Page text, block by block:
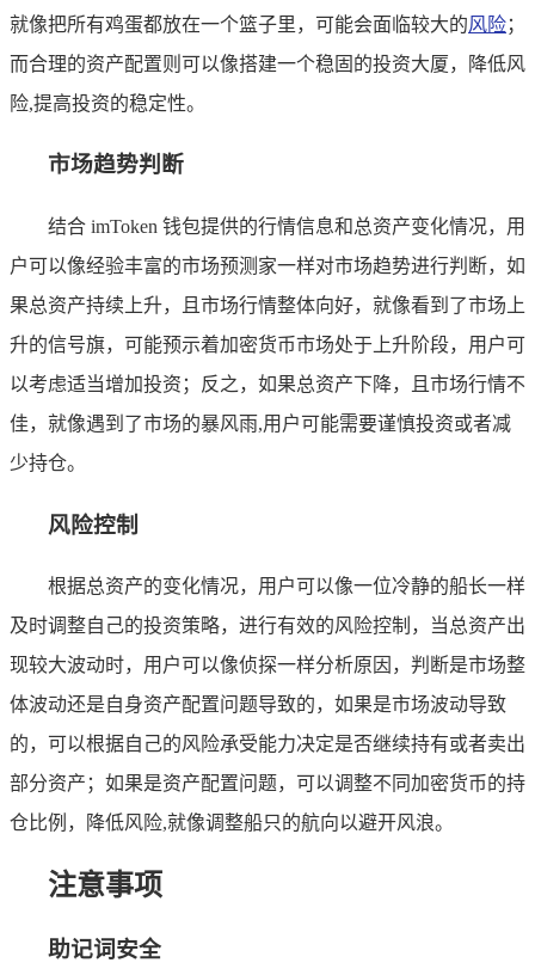
就像把所有鸡蛋都放在一个篮子里，可能会面临较大的风险；
而合理的资产配置则可以像搭建一个稳固的投资大厦，降低风
险,提高投资的稳定性。
市场趋势判断
结合 imToken 钱包提供的行情信息和总资产变化情况，用
户可以像经验丰富的市场预测家一样对市场趋势进行判断，如
果总资产持续上升，且市场行情整体向好，就像看到了市场上
升的信号旗，可能预示着加密货币市场处于上升阶段，用户可
以考虑适当增加投资；反之，如果总资产下降，且市场行情不
佳，就像遇到了市场的暴风雨,用户可能需要谨慎投资或者减
少持仓。
风险控制
根据总资产的变化情况，用户可以像一位冷静的船长一样
及时调整自己的投资策略，进行有效的风险控制，当总资产出
现较大波动时，用户可以像侦探一样分析原因，判断是市场整
体波动还是自身资产配置问题导致的，如果是市场波动导致
的，可以根据自己的风险承受能力决定是否继续持有或者卖出
部分资产；如果是资产配置问题，可以调整不同加密货币的持
仓比例，降低风险,就像调整船只的航向以避开风浪。
注意事项
助记词安全